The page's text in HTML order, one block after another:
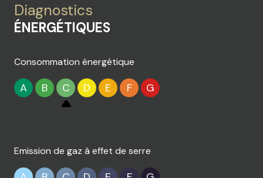
Diagnostics
ÉNERGÉTIQUES
Consommation énergétique
A B C D E F G
Emission de gaz à effet de serre